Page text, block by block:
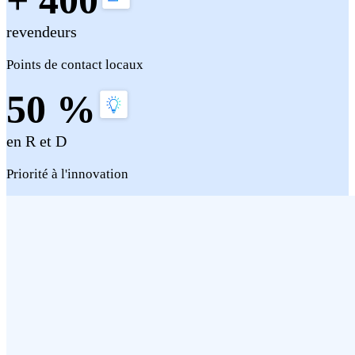
revendeurs
Points de contact locaux
50 %
en R et D
Priorité à l'innovation